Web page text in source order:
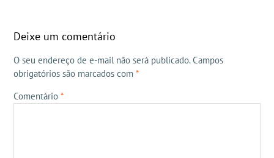
Deixe um comentário
O seu endereço de e-mail não será publicado. Campos
obrigatórios são marcados com *
Comentário *